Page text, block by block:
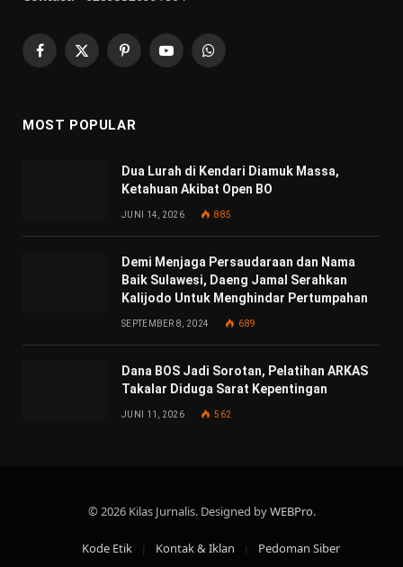
Facebook
X
PinterestYouTubeWhatsApp
MOST POPULAR
Dua Lurah di Kendari Diamuk Massa,
Ketahuan Akibat Open BO
JUNI 14, 2026 885
Demi Menjaga Persaudaraan dan Nama
Baik Sulawesi, Daeng Jamal Serahkan
Kalijodo Untuk Menghindar Pertumpahan
SEPTEMBER 8, 2024 689
Dana BOS Jadi Sorotan, Pelatihan ARKAS
Takalar Diduga Sarat Kepentingan
JUNI 11, 2026 562
© 2026 Kilas Jurnalis. Designed byWEBPro.
Kode Etik Kontak & Iklan
Pedoman Siber